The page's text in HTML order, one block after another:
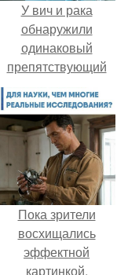
У вич и рака
обнаружили
одинаковый
препятствующий
лечению механизм.
Пока зрители
восхищались
эффектной
картинкой,